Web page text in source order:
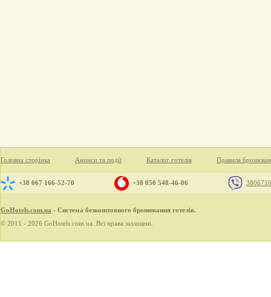
Головна сторінка Анонси та події Каталог готелів Правила
+38 067 166-52-70 +38 050 548-46-06
GoHotels.com.ua - Система безкоштовного бронювання готелів.
© 2011 - 2026 GoHotels.com.ua. Всі права захищені.